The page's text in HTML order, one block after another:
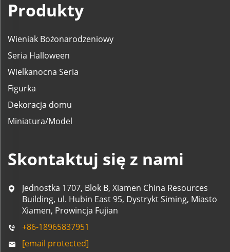
Produkty
Wieniak Bożonarodzeniowy
Seria Halloween
Wielkanocna Seria
Figurka
Dekoracja domu
Miniatura/Model
Skontaktuj się z nami
Jednostka 1707, Blok B, Xiamen China Resources
Building, ul. Hubin East 95, Dystrykt Siming, Miasto
Xiamen, Prowincja Fujian
+86-18965837951
[email protected]